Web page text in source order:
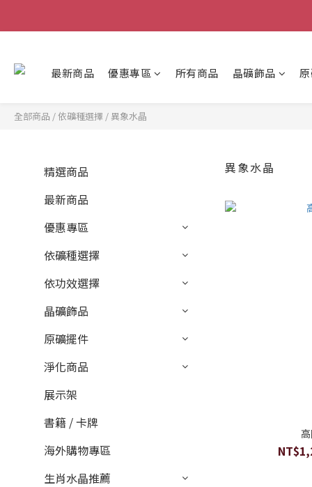
最新商品 優惠專區 所有商品 晶礦飾品
全部商品 /依礦種選擇 / 異象水晶
精選商品
最新商品
優惠專區
依礦種選擇
依功效選擇
晶礦飾品
原礦擺件
淨化商品
展示架
書籍 / 卡牌
海外購物專區
生肖水晶推薦
異象水晶